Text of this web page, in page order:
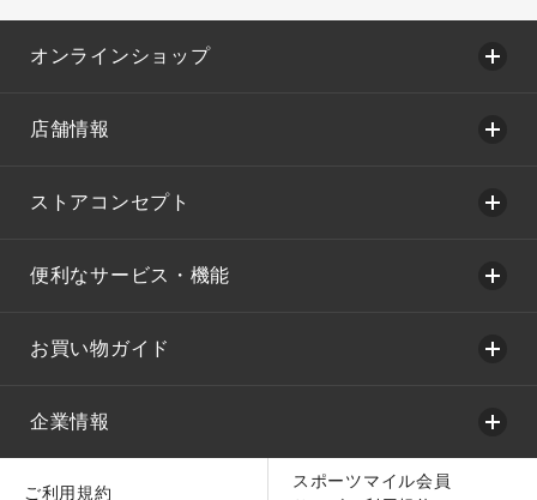
オンラインショップ
店舗情報
ストアコンセプト
便利なサービス・機能
お買い物ガイド
企業情報
ご利用規約
スポーツマイル会員